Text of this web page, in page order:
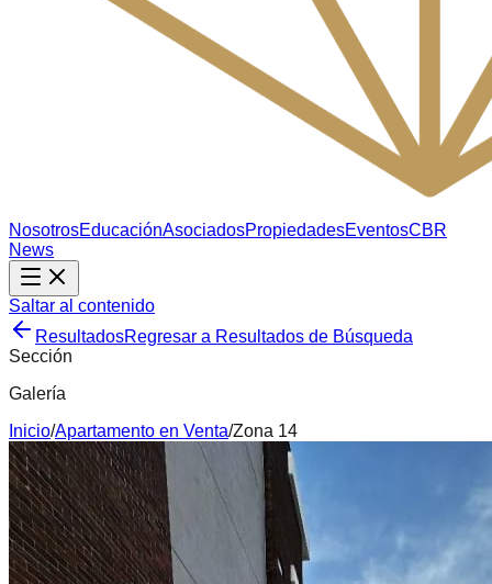
NosotrosEducaciónAsociadosPropiedadesEventosCBR
News
Saltar al contenido
ResultadosRegresar a Resultados de Búsqueda
Sección
Galería
Inicio/Apartamento en Venta/Zona 14